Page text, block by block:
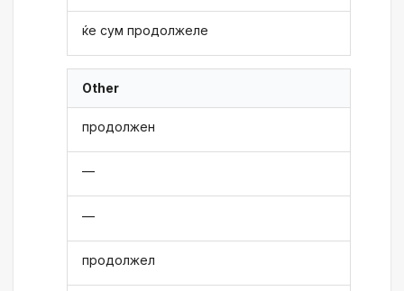
ќе сум продолжеле
Other
продолжен
—
—
продолжел